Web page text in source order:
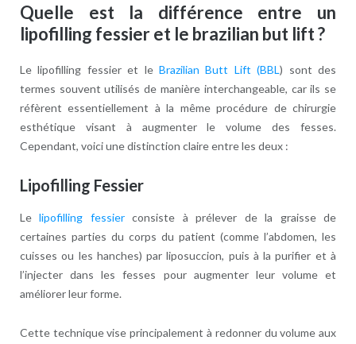
Quelle est la différence entre un
lipofilling fessier et le brazilian but lift ?
Le lipofilling fessier et le Brazilian Butt Lift (BBL) sont des
termes souvent utilisés de manière interchangeable, car ils se
réfèrent essentiellement à la même procédure de chirurgie
esthétique visant à augmenter le volume des fesses.
Cependant, voici une distinction claire entre les deux :
Lipofilling Fessier
Lelipofilling fessierconsiste à prélever de la graisse de
certaines parties du corps du patient (comme l’abdomen, les
cuisses ou les hanches) par liposuccion, puis à la purifier et à
l’injecter dans les fesses pour augmenter leur volume et
améliorer leur forme.
Cette technique vise principalement à redonner du volume aux